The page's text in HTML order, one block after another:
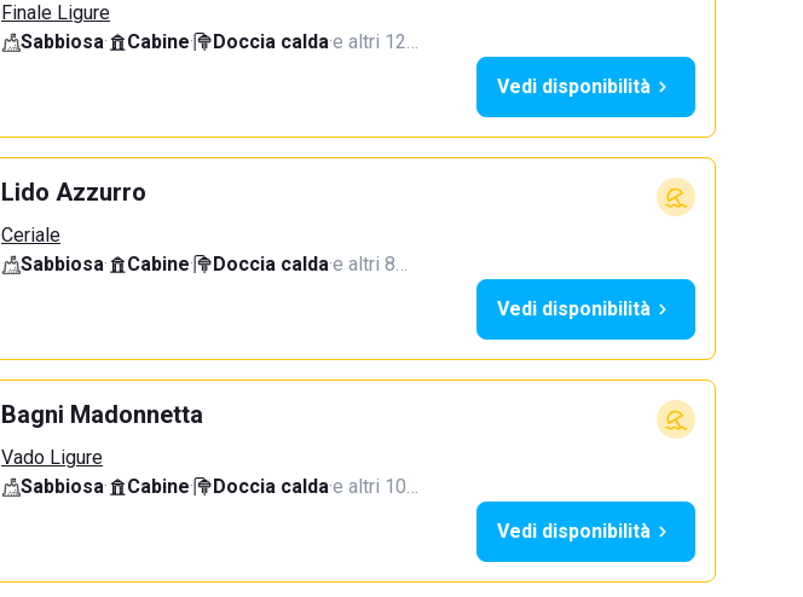
Finale Ligure
Sabbiosa· Cabine· Doccia calda·e altri 12…
Vedi disponibilità
Lido Azzurro
Ceriale
Sabbiosa· Cabine· Doccia calda·e altri 8…
Vedi disponibilità
Bagni Madonnetta
Vado Ligure
Sabbiosa· Cabine· Doccia calda·e altri 10…
Vedi disponibilità